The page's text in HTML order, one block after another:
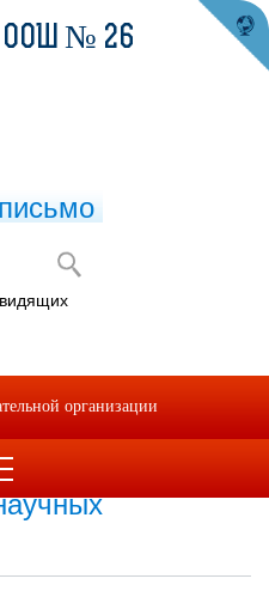
ООШ № 26
организации